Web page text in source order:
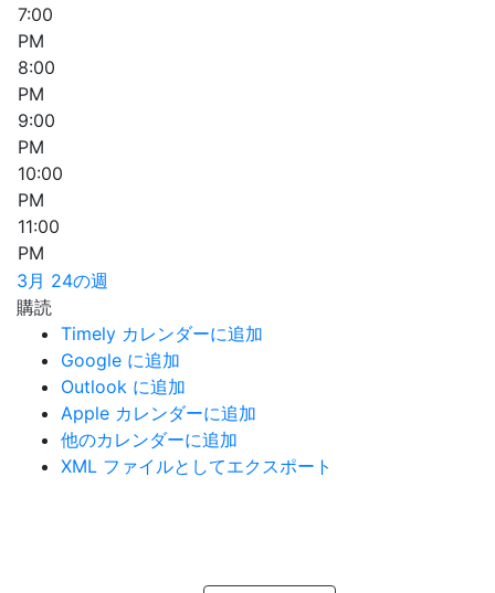
7:00
PM
8:00
PM
9:00
PM
10:00
PM
11:00
PM
3月 24の週
購読
Timely カレンダーに追加
Google に追加
Outlook に追加
Apple カレンダーに追加
他のカレンダーに追加
XML ファイルとしてエクスポート